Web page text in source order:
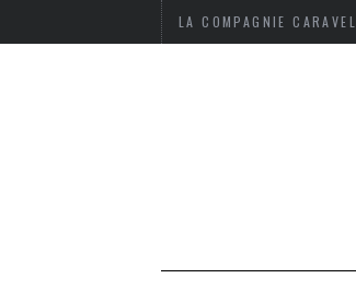
LA COMPAGNIE